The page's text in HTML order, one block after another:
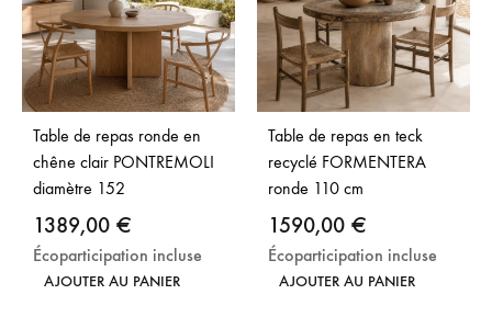
Table de repas ronde en
chêne clair PONTREMOLI
diamètre 152
1389,00 €
Écoparticipation incluse
AJOUTER AU PANIER
Table de repas en teck
recyclé FORMENTERA
ronde 110 cm
1590,00 €
Écoparticipation incluse
AJOUTER AU PANIER